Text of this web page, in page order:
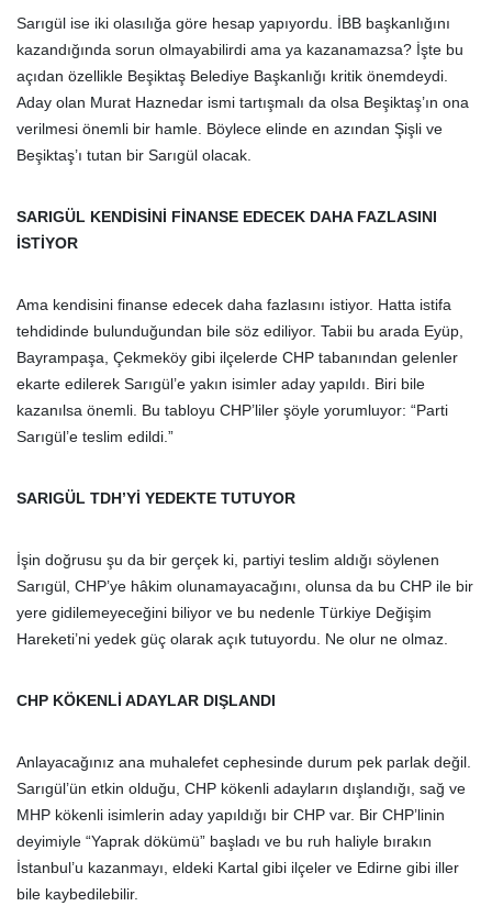
Sarıgül ise iki olasılığa göre hesap yapıyordu. İBB başkanlığını
kazandığında sorun olmayabilirdi ama ya kazanamazsa? İşte bu
açıdan özellikle Beşiktaş Belediye Başkanlığı kritik önemdeydi.
Aday olan Murat Haznedar ismi tartışmalı da olsa Beşiktaş’ın ona
verilmesi önemli bir hamle. Böylece elinde en azından Şişli ve
Beşiktaş’ı tutan bir Sarıgül olacak.
SARIGÜL KENDİSİNİ FİNANSE EDECEK DAHA FAZLASINI
İSTİYOR
Ama kendisini finanse edecek daha fazlasını istiyor. Hatta istifa
tehdidinde bulunduğundan bile söz ediliyor. Tabii bu arada Eyüp,
Bayrampaşa, Çekmeköy gibi ilçelerde CHP tabanından gelenler
ekarte edilerek Sarıgül’e yakın isimler aday yapıldı. Biri bile
kazanılsa önemli. Bu tabloyu CHP’liler şöyle yorumluyor: “Parti
Sarıgül’e teslim edildi.”
SARIGÜL TDH’Yİ YEDEKTE TUTUYOR
İşin doğrusu şu da bir gerçek ki, partiyi teslim aldığı söylenen
Sarıgül, CHP’ye hâkim olunamayacağını, olunsa da bu CHP ile bir
yere gidilemeyeceğini biliyor ve bu nedenle Türkiye Değişim
Hareketi’ni yedek güç olarak açık tutuyordu. Ne olur ne olmaz.
CHP KÖKENLİ ADAYLAR DIŞLANDI
Anlayacağınız ana muhalefet cephesinde durum pek parlak değil.
Sarıgül’ün etkin olduğu, CHP kökenli adayların dışlandığı, sağ ve
MHP kökenli isimlerin aday yapıldığı bir CHP var. Bir CHP’linin
deyimiyle “Yaprak dökümü” başladı ve bu ruh haliyle bırakın
İstanbul’u kazanmayı, eldeki Kartal gibi ilçeler ve Edirne gibi iller
bile kaybedilebilir.